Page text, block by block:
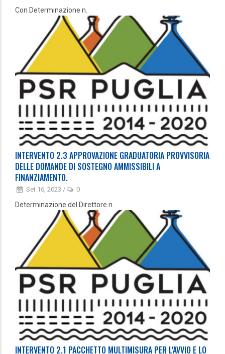
Con Determinazione n.
INTERVENTO 2.3 APPROVAZIONE GRADUATORIA PROVVISORIA
DELLE DOMANDE DI SOSTEGNO AMMISSIBILI A
FINANZIAMENTO.
Set 16, 2023 / 0
Determinazione del Direttore n.
INTERVENTO 2.1 PACCHETTO MULTIMISURA PER L'AVVIO E LO